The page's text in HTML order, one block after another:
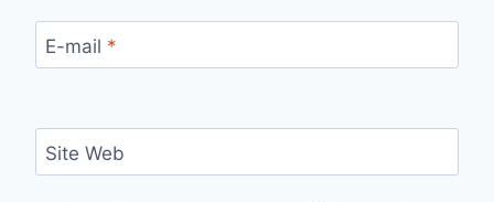
E-mail *
Site Web